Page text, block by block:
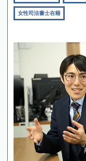
女性司法書士在籍